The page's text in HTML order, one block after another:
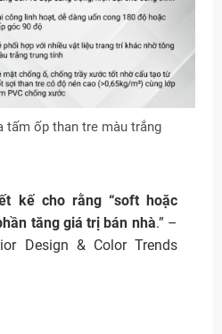
tấm ốp than tre màu trắng
kế cho rằng “soft hoặc
tăng giá trị bán nhà.” –
Design & Color Trends